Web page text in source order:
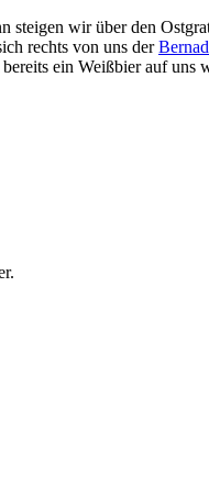
wir über den
rechts von uns der
ein Weißbier auf uns